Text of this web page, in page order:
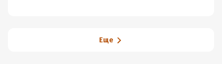
Еще